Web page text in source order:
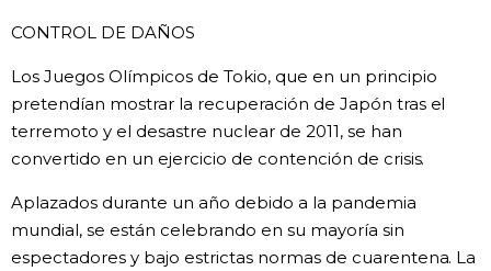
CONTROL DE DAÑOS
Los Juegos Olímpicos de Tokio, que en un principio
pretendían mostrar la recuperación de Japón tras el
terremoto y el desastre nuclear de 2011, se han
convertido en un ejercicio de contención de crisis.
Aplazados durante un año debido a la pandemia
mundial, se están celebrando en su mayoría sin
espectadores y bajo estrictas normas de cuarentena. La